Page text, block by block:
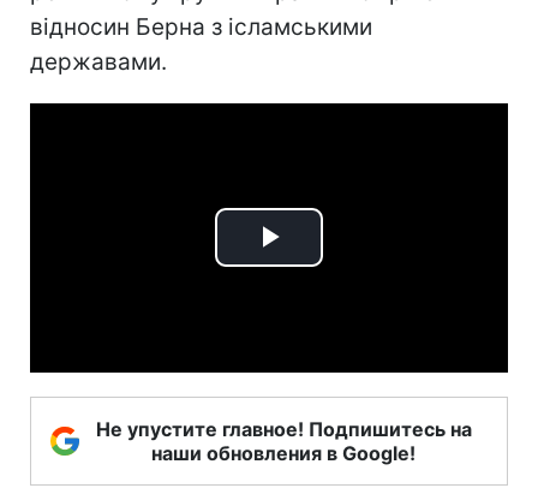
відносин Берна з ісламськими
державами.
Play
Не упустите главное! Подпишитесь на
наши обновления в Google!